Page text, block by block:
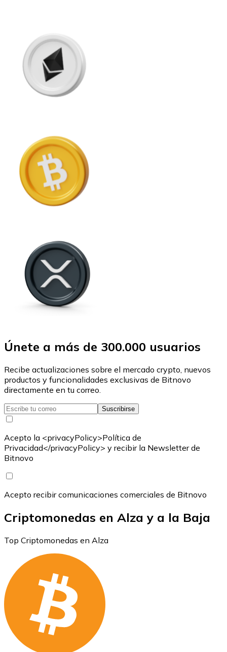
Únete a más de 300.000 usuarios
Recibe actualizaciones sobre el mercado crypto, nuevos
productos y funcionalidades exclusivas de Bitnovo
directamente en tu correo.
Suscribirse
Acepto la <privacyPolicy>Política de
Privacidad</privacyPolicy> y recibir la Newsletter de
Bitnovo
Acepto recibir comunicaciones comerciales de Bitnovo
Criptomonedas en Alza y a la Baja
Top Criptomonedas en Alza